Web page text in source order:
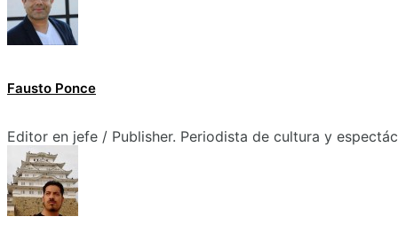
Fausto Ponce
Editor en jefe / Publisher. Periodista de cultura y